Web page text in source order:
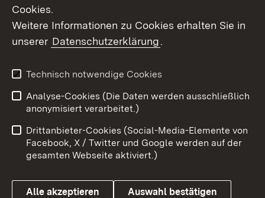
Benutzungshinweise
Barrierefreiheit
Datenschutz
Cookies
Cookies.
Weitere Informationen zu Cookies erhalten Sie in
unserer Datenschutzerklärung.
Technisch notwendige Cookies
Analyse-Cookies (Die Daten werden ausschließlich
anonymisiert verarbeitet.)
Drittanbieter-Cookies (Social-Media-Elemente von
Facebook, X / Twitter und Google werden auf der
gesamten Webseite aktiviert.)
Alle akzeptieren Auswahl bestätigen